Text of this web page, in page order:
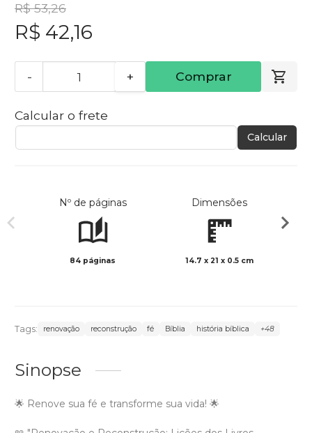
R$ 53,26
R$ 42,16
- + Comprar
Calcular o frete
Calcular
Nº de páginas
84 páginas
Dimensões
14.7 x 21 x 0.5 cm
Tags: renovação reconstrução fé Bíblia história bíblica +48
Sinopse
🌟 Renove sua fé e transforme sua vida! 🌟